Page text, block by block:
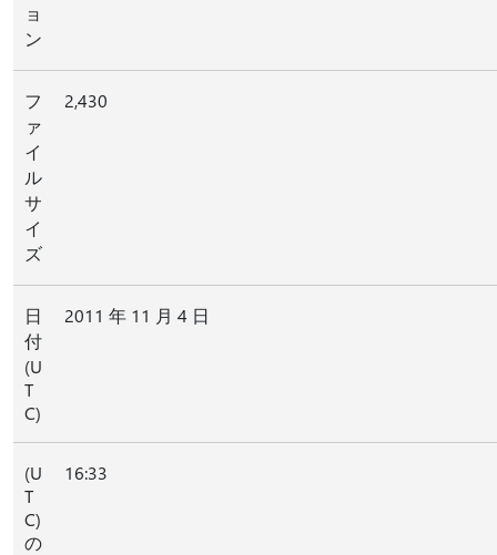
ョ
ン
フ
ァ
イ
ル
サ
イ
ズ
2,430
日
付
(U
T
C)
2011 年 11 月 4 日
(U
T
C)
の
16:33